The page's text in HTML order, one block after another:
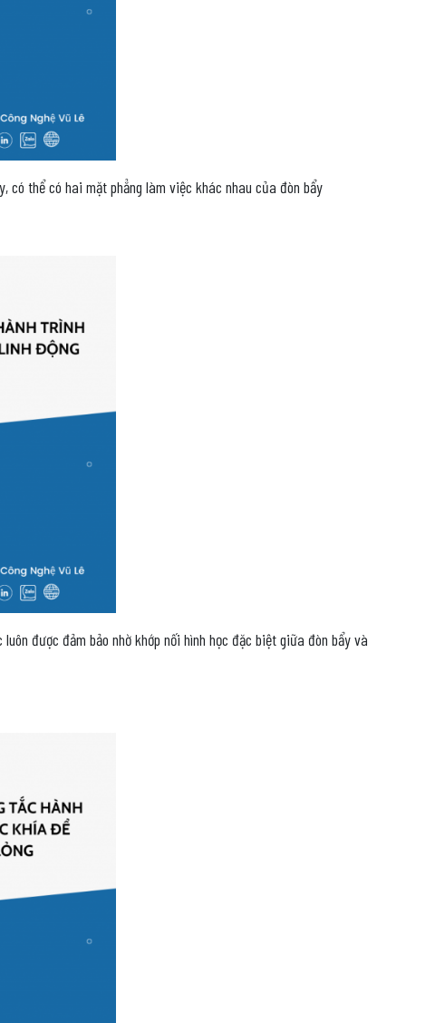
có thể có hai mặt phẳng làm việc khác nhau của đòn bẩy
được đảm bảo nhờ khớp nối hình học đặc biệt giữa đòn bẩy và